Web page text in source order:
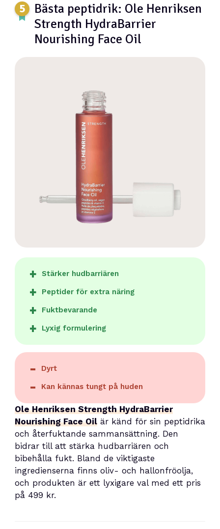
Bästa peptidrik: Ole Henriksen
Strength HydraBarrier
Nourishing Face Oil
Stärker hudbarriären
Peptider för extra näring
Fuktbevarande
Lyxig formulering
Dyrt
Kan kännas tungt på huden
Ole Henriksen Strength HydraBarrier
Nourishing Face Oil är känd för sin peptidrika
och återfuktande sammansättning. Den
bidrar till att stärka hudbarriären och
bibehålla fukt. Bland de viktigaste
ingredienserna finns oliv- och hallonfröolja,
och produkten är ett lyxigare val med ett pris
på 499 kr.